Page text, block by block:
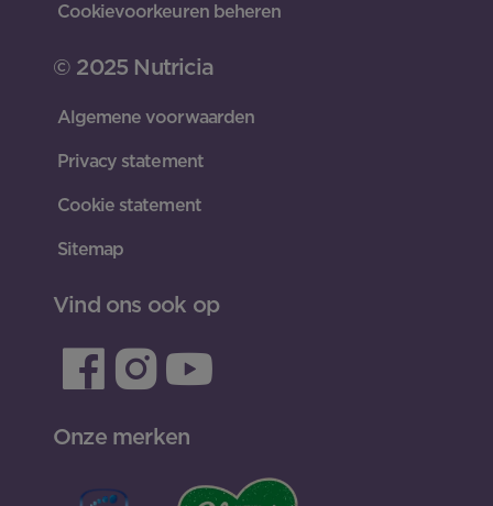
Cookievoorkeuren beheren
© 2025 Nutricia
Algemene voorwaarden
Privacy statement
Cookie statement
Sitemap
Vind ons ook op
Onze merken